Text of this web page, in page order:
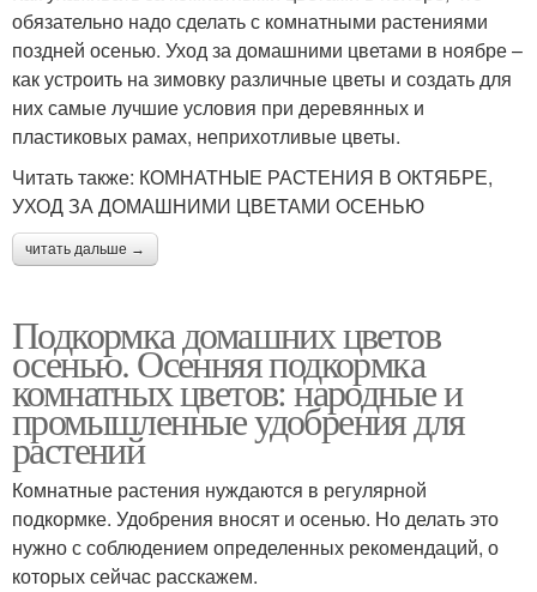
обязательно надо сделать с комнатными растениями
поздней осенью. Уход за домашними цветами в ноябре –
как устроить на зимовку различные цветы и создать для
них самые лучшие условия при деревянных и
пластиковых рамах, неприхотливые цветы.
Читать также: КОМНАТНЫЕ РАСТЕНИЯ В ОКТЯБРЕ,
УХОД ЗА ДОМАШНИМИ ЦВЕТАМИ ОСЕНЬЮ
читать дальше →
Подкормка домашних цветов
осенью. Осенняя подкормка
комнатных цветов: народные и
промышленные удобрения для
растений
Комнатные растения нуждаются в регулярной
подкормке. Удобрения вносят и осенью. Но делать это
нужно с соблюдением определенных рекомендаций, о
которых сейчас расскажем.